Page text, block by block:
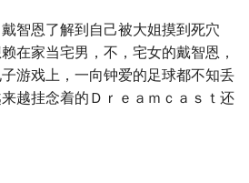
智恩了解到自己被大姐摸到死穴
在家当宅男，不，宅女的戴智恩，
游戏上，一向钟爱的足球都不知丢
越挂念着的Ｄｒｅａｍｃａｓｔ还